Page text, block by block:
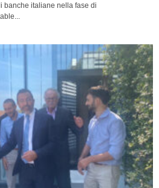
banche italiane nella fase di